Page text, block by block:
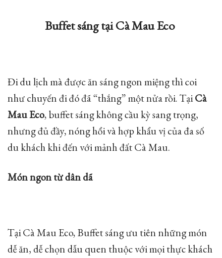
Buffet sáng tại Cà Mau Eco
Đi du lịch mà được ăn sáng ngon miệng thì coi
như chuyến đi đó đã “thắng” một nửa rồi. TạiCà
Mau Eco, buffet sáng không cầu kỳ sang trọng,
nhưng đủ đầy, nóng hổi và hợp khẩu vị của đa số
du khách khi đến với mảnh đất Cà Mau.
Món ngon từ dân dã
Tại Cà Mau Eco, Buffet sáng ưu tiên những món
dễ ăn, dễ chọn dẫu quen thuộc với mọi thực khách